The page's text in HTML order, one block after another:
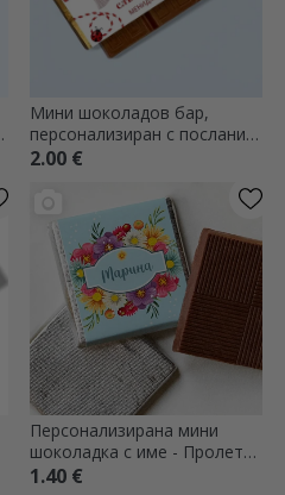
Мини шоколадов бар,
персонализиран с послание
и лого
2.00 €
Персонализирана мини
шоколадка с име - Пролетни
цветя
1.40 €